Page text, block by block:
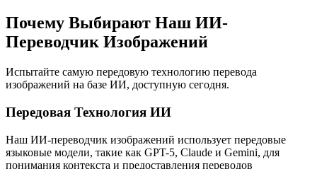
Почему Выбирают Наш ИИ-
Переводчик Изображений
Испытайте самую передовую технологию перевода
изображений на базе ИИ, доступную сегодня.
Передовая Технология ИИ
Наш ИИ-переводчик изображений использует передовые
языковые модели, такие как GPT-5, Claude и Gemini, для
понимания контекста и предоставления переводов